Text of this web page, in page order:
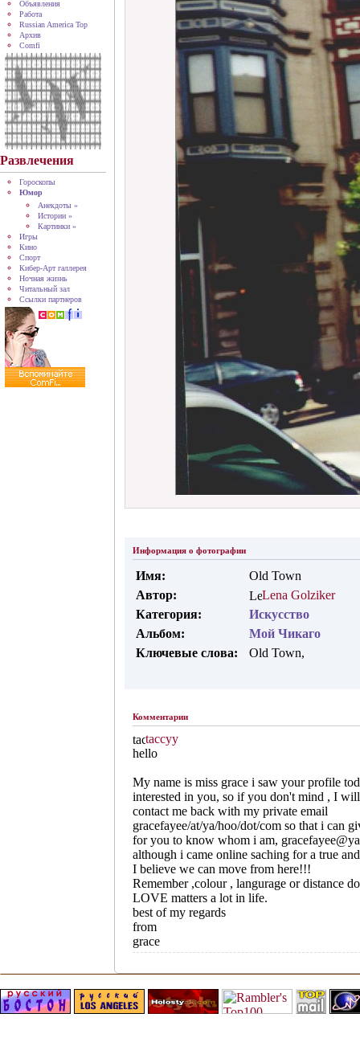
Объявления
Работа
Russian America Top
Архив
Comfi
Развлечения
Гороскопы
Юмор
Анекдоты »
Истории »
Картинки »
Игры
Кино
Спорт
Кибер-Арт галлерея
Ночная жизнь
Читальный зал
Ссылки партнеров
Информация о фотографии
Имя:
Old Town
Автор:
Lena Golziker
Категория:
Искусство
Альбом:
Мой Чикаго
Ключевые слова:
Old Town,
Комментарии
taccyy
hello
My name is miss grace i saw your profile
interested in you, so if you don't mind , I
contact me back with my private email
gracefayee/at/ya/hoo/dot/com so that i can
for you to know whom i am,
although i came online saching for a true
I believe we can move from here!!!
Remember ,colour , langurage or distance
LOVE matters a lot in life.
best of my regards
from
grace